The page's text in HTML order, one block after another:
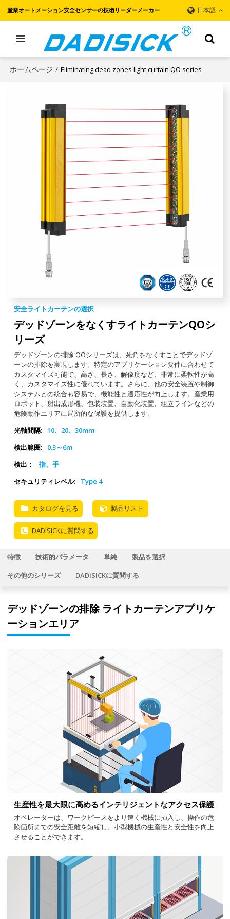
産業オートメーション安全センサーの技術リーダーメーカー 日本語
ホームページ / Eliminating dead zones light curtain QO series
安全ライトカーテンの選択
デッドゾーンをなくすライトカーテンQOシ
リーズ
デッドゾーンの排除 QOシリーズは、死角をなくすことでデッドゾ
ーンの排除を実現します。特定のアプリケーション要件に合わせて
カスタマイズ可能で、高さ、長さ、解像度など、非常に柔軟性が高
く、カスタマイズ性に優れています。さらに、他の安全装置や制御
システムとの統合も容易で、機能性と適応性が向上します。産業用
ロボット、射出成形機、包装装置、自動化装置、組立ラインなどの
危険動作エリアに局所的な保護を提供します。
光軸間隔: 10、20、30mm
検出範囲:
0.3～6m
検出：
指、手
セキュリティレベル:
Type 4
カタログを見る 製品リスト
DADISICKに質問する
特徴 技術的パラメータ 単純 製品を選択
その他のシリーズ DADISICKに質問する
デッドゾーンの排除 ライトカーテンアプリケ
ーションエリア
生産性を最大限に高めるインテリジェントなアクセス保護
オペレーターは、ワークピースをより速く機械に挿入し、操作の危
険箇所までの安全距離を短縮し、小型機械の生産性と安全性を向上
させることができます。